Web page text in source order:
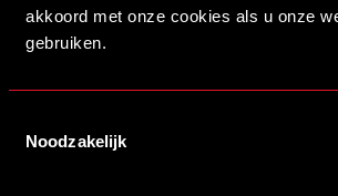
akkoord met onze cookies als u onze
gebruiken.
Noodzakelijk
De O14 keek al na zes minuten spelen
achterstand aan, maar herstelde zich in
hij de assist op Daahen Bakir voor de